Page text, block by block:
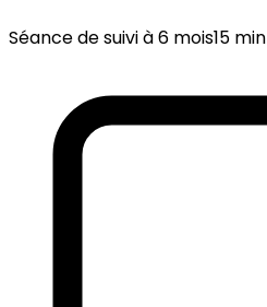
Séance de suivi à 6 mois15 min